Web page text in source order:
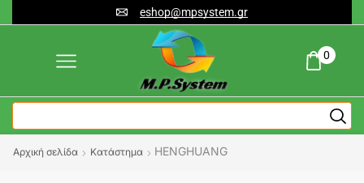
eshop@mpsystem.gr
0
Αρχική σελίδα Κατάστημα HENGHUANG